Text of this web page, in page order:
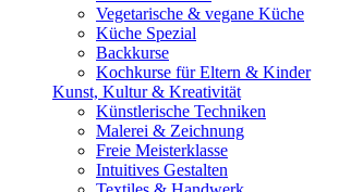
Vegetarische & vegane Küche
Küche Spezial
Backkurse
Kochkurse für Eltern & Kinder
Kunst, Kultur & Kreativität
Künstlerische Techniken
Malerei & Zeichnung
Freie Meisterklasse
Intuitives Gestalten